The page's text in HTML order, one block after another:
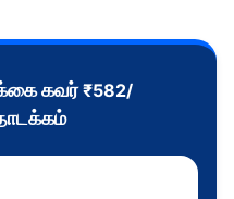
கவர்₹582/